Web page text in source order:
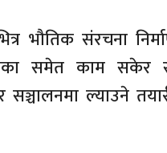
भौतिक संरचना
समेत काम सकेर
सञ्चालनमा ल्याउने